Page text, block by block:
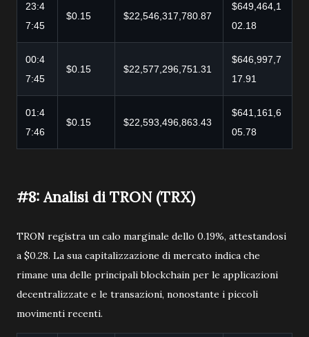
23:4
7:45
$0.15 $22,546,317,780.87
$649,464,1
02.18
00:4
7:45
$0.15 $22,577,296,751.31
$646,997,7
17.91
01:4
7:46
$0.15 $22,593,496,863.43
$641,161,6
05.78
#8: Analisi di TRON (TRX)
TRON registra un calo marginale dello 0.19%, attestandosi
a $0.28. La sua capitalizzazione di mercato indica che
rimane una delle principali blockchain per le applicazioni
decentralizzate e le transazioni, nonostante i piccoli
movimenti recenti.